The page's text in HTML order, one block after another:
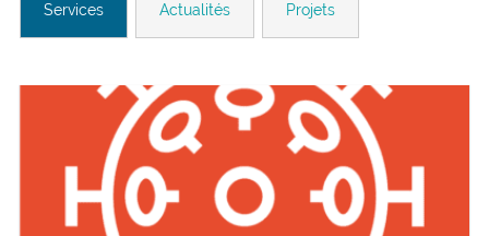
Services Actualités Projets